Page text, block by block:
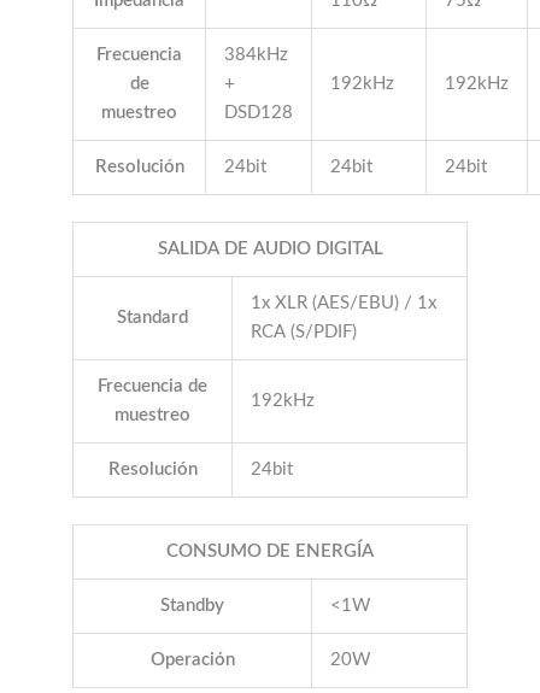
Frecuencia
de
muestreo
384kHz
+
DSD128
192kHz 192kHz
Resolución 24bit 24bit 24bit
SALIDA DE AUDIO DIGITAL
Standard
1x XLR (AES/EBU) / 1x
RCA (S/PDIF)
Frecuencia de
muestreo
192kHz
Resolución 24bit
CONSUMO DE ENERGÍA
Standby <1W
Operación 20W